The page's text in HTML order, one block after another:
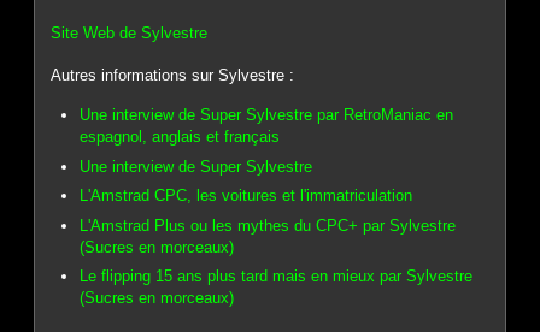
Site Web de Sylvestre
Autres informations sur Sylvestre :
Une interview de Super Sylvestre par RetroManiac en
espagnol, anglais et français
Une interview de Super Sylvestre
L'Amstrad CPC, les voitures et l'immatriculation
L'Amstrad Plus ou les mythes du CPC+ par Sylvestre
(Sucres en morceaux)
Le flipping 15 ans plus tard mais en mieux par Sylvestre
(Sucres en morceaux)